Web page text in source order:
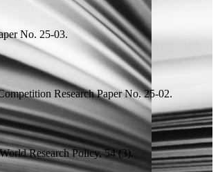
No. 25-03.
Research PaperNo. 25-02.
Research Policy, 54 (3).